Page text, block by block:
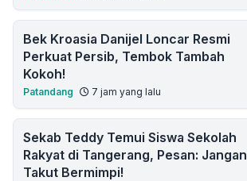
Bek Kroasia Danijel Loncar Resmi
Perkuat Persib, Tembok Tambah
Kokoh!
Patandang 7 jam yang lalu
Sekab Teddy Temui Siswa Sekolah
Rakyat di Tangerang, Pesan: Jangan
Takut Bermimpi!